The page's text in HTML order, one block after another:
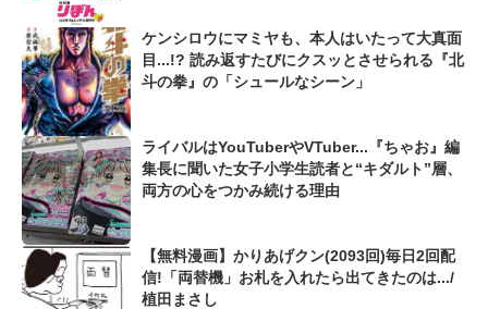
ケンシロウにマミヤも、本人はいたって大真面
目...!? 読み返すたびにクスッとさせられる『北
斗の拳』の「シュールなシーン」
ライバルはYouTuberやVTuber...『ちゃお』編
集長に聞いた女子小学生読者と“キダルト”層、
両方の心をつかみ続ける理由
【無料漫画】かりあげクン(2093回)毎日2回配
信!「両替機」お札を入れたら出てきたのは.../
植田まさし